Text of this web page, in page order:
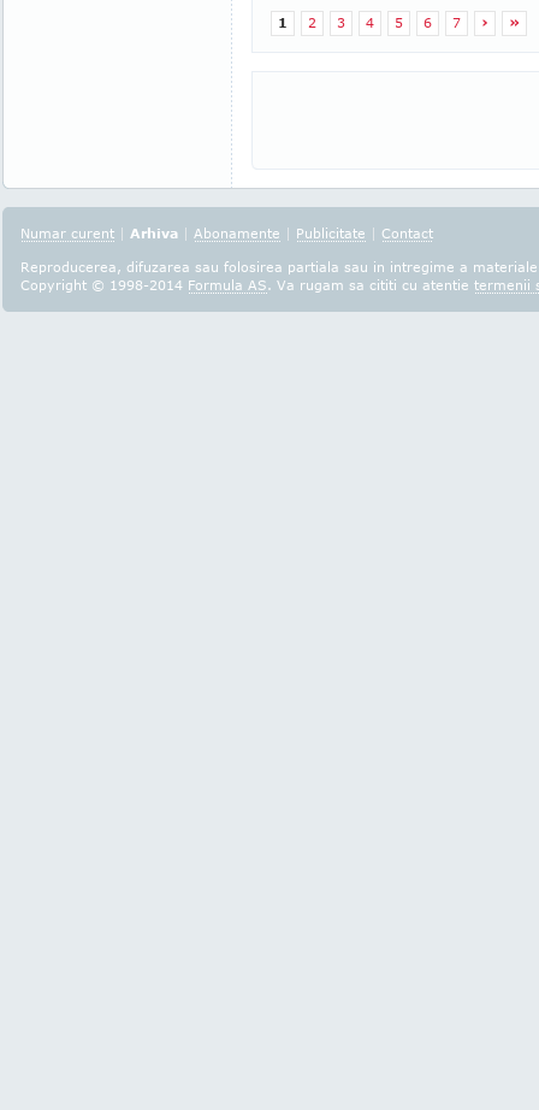
1 2 3 4 5 6 7 › »
Numar curent | Arhiva | Abonamente | Publicitate | Contact
Reproducerea, difuzarea sau folosirea partiala sau in intregime a
Copyright © 1998-2014 Formula AS. Va rugam sa cititi cu atentie termenii